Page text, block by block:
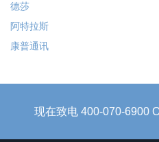
德莎
阿特拉斯
康普通讯
现在致电 400-070-6900